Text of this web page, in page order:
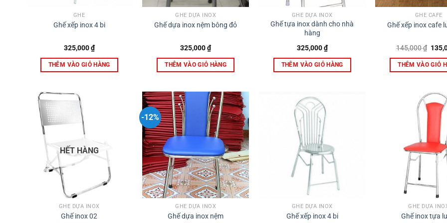
GHẾ
Ghế xếp inox 4 bi
325,000₫
THÊM VÀO GIỎ HÀNG
GHẾ DỰA INOX
Ghế dựa inox nệm bông đỏ
325,000₫
THÊM VÀO GIỎ HÀNG
GHẾ DỰA INOX
Ghế tựa inox dành cho nhà
hàng
325,000₫
THÊM VÀO GIỎ HÀNG
GHẾ CAFE
Ghế xếp inox cafe
145,000₫ Giá
là:
THÊM VÀO GIỎ
HẾT HÀNG
GHẾ DỰA INOX
Ghế inox 02
-12%
GHẾ DỰA INOX
Ghế dựa inox nệm
GHẾ DỰA INOX
Ghế xếp inox 4 bi
GHẾ DỰA
Ghế inox tựa